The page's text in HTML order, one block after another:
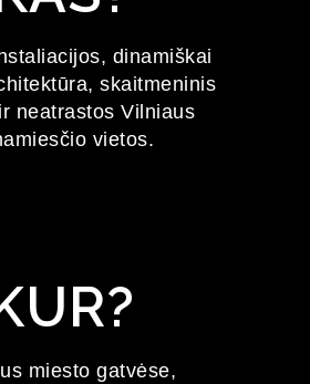
sausio 22–24 d.
dinamiškai
skaitmeninis
neatrastos Vilniaus
vietos.
miesto gatvėse,